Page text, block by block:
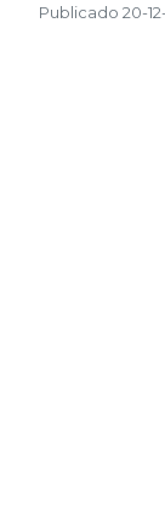
Publicado 20-